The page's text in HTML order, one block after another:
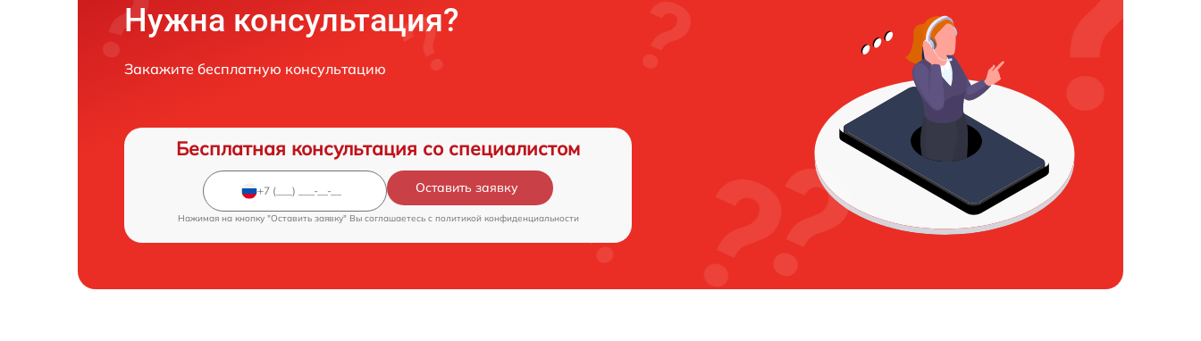
Нужна консультация?
Закажите бесплатную консультацию
Бесплатная консультация со специалистом
Оставить заявку
Нажимая на кнопку "Оставить заявку" Вы соглашаетесь c политикой конфиденциальности